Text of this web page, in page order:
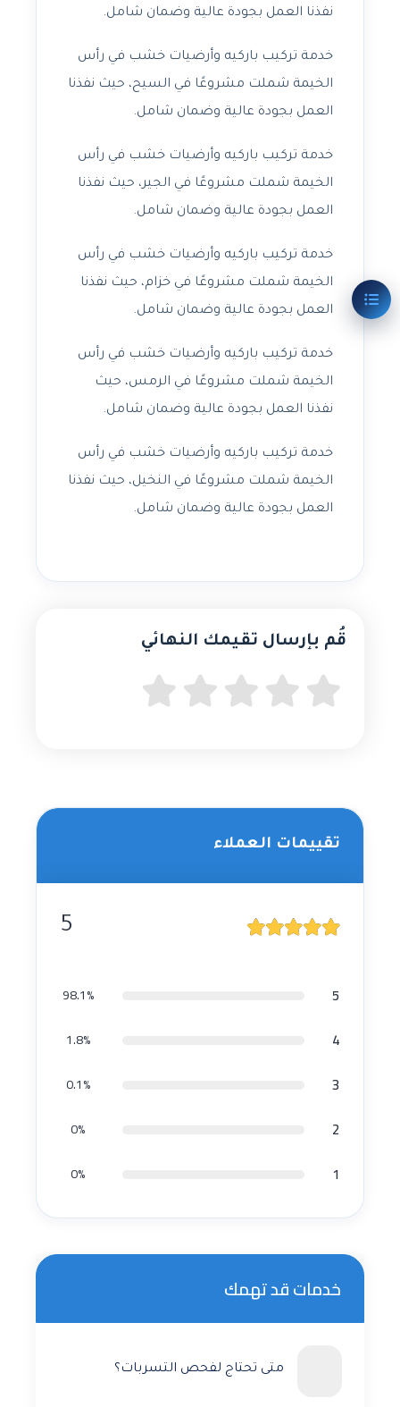
نفذنا العمل بجودة عالية وضمان شامل.
خدمة تركيب باركيه وأرضيات خشب في رأس
الخيمة شملت مشروعًا في السيح، حيث نفذنا
العمل بجودة عالية وضمان شامل.
خدمة تركيب باركيه وأرضيات خشب في رأس
الخيمة شملت مشروعًا في الجير، حيث نفذنا
العمل بجودة عالية وضمان شامل.
خدمة تركيب باركيه وأرضيات خشب في رأس
الخيمة شملت مشروعًا في خزام، حيث نفذنا
العمل بجودة عالية وضمان شامل.
خدمة تركيب باركيه وأرضيات خشب في رأس
الخيمة شملت مشروعًا في الرمس، حيث
نفذنا العمل بجودة عالية وضمان شامل.
خدمة تركيب باركيه وأرضيات خشب في رأس
الخيمة شملت مشروعًا في النخيل، حيث نفذنا
العمل بجودة عالية وضمان شامل.
قُم بإرسال تقيمك النهائي
تقييمات العملاء
5
5
98.1%
4
1.8%
3
0.1%
2
0%
1
0%
خدمات قد تهمك
متى تحتاج لفحص التسربات؟